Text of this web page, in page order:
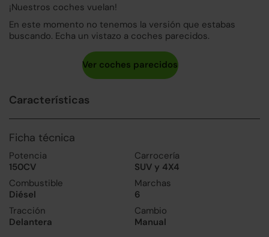
¡Nuestros coches vuelan!
En este momento no tenemos la versión que estabas
buscando. Echa un vistazo a coches parecidos.
Características
Ficha técnica
Potencia
150CV
Carrocería
SUV y 4X4
Combustible
Diésel
Marchas
6
Tracción
Delantera
Cambio
Manual